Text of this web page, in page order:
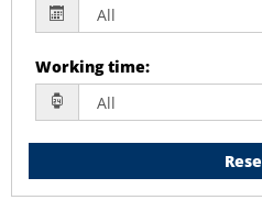
Working time: